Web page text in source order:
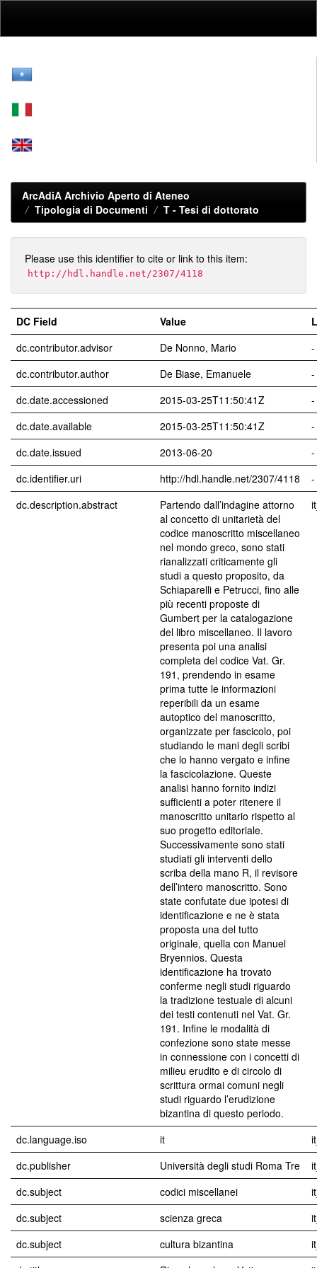
ArcAdiA Archivio Aperto di Ateneo
Tipologia di Documenti
T - Tesi di dottorato
Please use this identifier to cite or link to this item:
http://hdl.handle.net/2307/4118
DC Field Value
dc.contributor.advisor
De Nonno, Mario
-
dc.contributor.author
De Biase, Emanuele
-
dc.date.accessioned
2015-03-25T11:50:41Z
-
dc.date.available
2015-03-25T11:50:41Z
-
dc.date.issued
2013-06-20
-
dc.identifier.uri
http://hdl.handle.net/2307/4118
-
dc.description.abstract
Partendo dall’indagine attorno
al concetto di unitarietà del
codice manoscritto miscellaneo
nel mondo greco, sono stati
rianalizzati criticamente gli
studi a questo proposito, da
Schiaparelli e Petrucci, fino alle
più recenti proposte di
Gumbert per la catalogazione
del libro miscellaneo. Il lavoro
presenta poi una analisi
completa del codice Vat. Gr.
191, prendendo in esame
prima tutte le informazioni
reperibili da un esame
autoptico del manoscritto,
organizzate per fascicolo, poi
studiando le mani degli scribi
che lo hanno vergato e infine
la fascicolazione. Queste
analisi hanno fornito indizi
sufficienti a poter ritenere il
manoscritto unitario rispetto al
suo progetto editoriale.
Successivamente sono stati
studiati gli interventi dello
scriba della mano R, il revisore
dell’intero manoscritto. Sono
state confutate due ipotesi di
identificazione e ne è stata
proposta una del tutto
originale, quella con Manuel
Bryennios. Questa
identificazione ha trovato
conferme negli studi riguardo
la tradizione testuale di alcuni
dei testi contenuti nel Vat. Gr.
191. Infine le modalità di
confezione sono state messe
in connessione con i concetti di
milieu erudito e di circolo di
scrittura ormai comuni negli
studi riguardo l’erudizione
bizantina di questo periodo.
dc.language.iso it
dc.publisher
Università degli studi Roma Tre
dc.subject
codici miscellanei
dc.subject
scienza greca
dc.subject
cultura bizantina